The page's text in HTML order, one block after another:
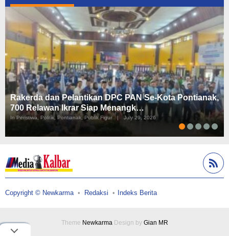
Rakerda dan Pelantikan DPC PAN Se-Kota Pontianak,
700 Relawan Ikrar Siap Menangk…
In Peristiwa, Politik, Pontianak, Publik Figur | July 29, 2026
Copyright © Newkarma Redaksi Indeks Berita
Theme NewkarmaDesign by Gian MR